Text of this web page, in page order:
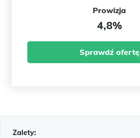
Prowizja
4,8%
Sprawdź ofertę
Zalety: